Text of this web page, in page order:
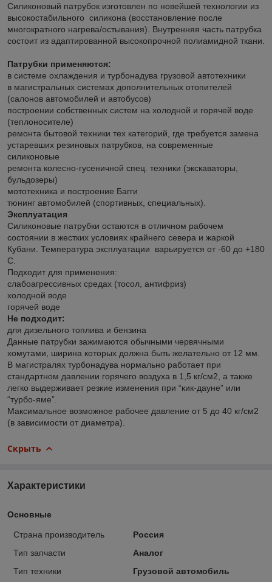
Силиконовый патрубок изготовлен по новейшей технологии из
высокостабильного силикона (восстановление после
многократного нагрева/остывания). Внутренняя часть патрубка
состоит из адаптированной высокопрочной полиамидной ткани.
Патрубки применяются:
в системе охлаждения и турбонадува грузовой автотехники
в магистральных системах дополнительных отопителей
(салонов автомобилей и автобусов)
построении собственных систем на холодной и горячей воде
(теплоносителе)
ремонта бытовой техники тех категорий, где требуется замена
устаревших резиновых патрубков, на современные
силиконовые
ремонта колесно-гусеничной спец. техники (экскаваторы,
бульдозеры)
мототехника и построение Багги
тюнинг автомобилей (спортивных, специальных).
Эксплуатация
Силиконовые патрубки остаются в отличном рабочем
состоянии в жестких условиях крайнего севера и жаркой
Кубани. Температура эксплуатации варьируется от -60 до +180
С.
Подходит для применения:
слабоагрессивных средах (тосол, антифриз)
холодной воде
горячей воде
Не подходит:
для дизельного топлива и бензина
Данные патрубки зажимаются обычными червячными
хомутами, ширина которых должна быть желательно от 12 мм.
В магистралях турбонадува нормально работает при
стандартном давлении горячего воздуха в 1,5 кг/см2, а также
легко выдерживает резкие изменения при “кик-дауне” или
“турбо-яме”.
Максимальное возможное рабочее давление от 5 до 40 кг/см2
(в зависимости от диаметра).
Скрыть
Характеристики
Основные
Страна производитель
Россия
Тип запчасти
Аналог
Тип техники
Грузовой автомобиль